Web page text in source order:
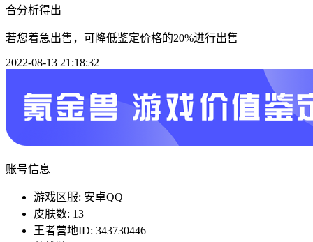
合分析得出
若您着急出售，可降低鉴定价格的20%进行出售
2022-08-13 21:18:32
账号信息
游戏区服: 安卓QQ
皮肤数: 13
王者营地ID: 343730446